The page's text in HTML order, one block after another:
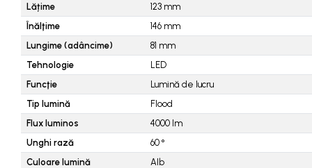
Piese cositoare
Piese culegator porumb
Piese cultivator
Piese disc
Piese grebla
Piese plug
Piese scarificator
Lățime
123 mm
Înălţime
146 mm
Lungime (adâncime)
81 mm
Tehnologie
LED
Funcţie
Lumină de lucru
Tip lumină
Flood
Flux luminos
4000 lm
Unghi rază
60 °
Culoare lumină
Alb